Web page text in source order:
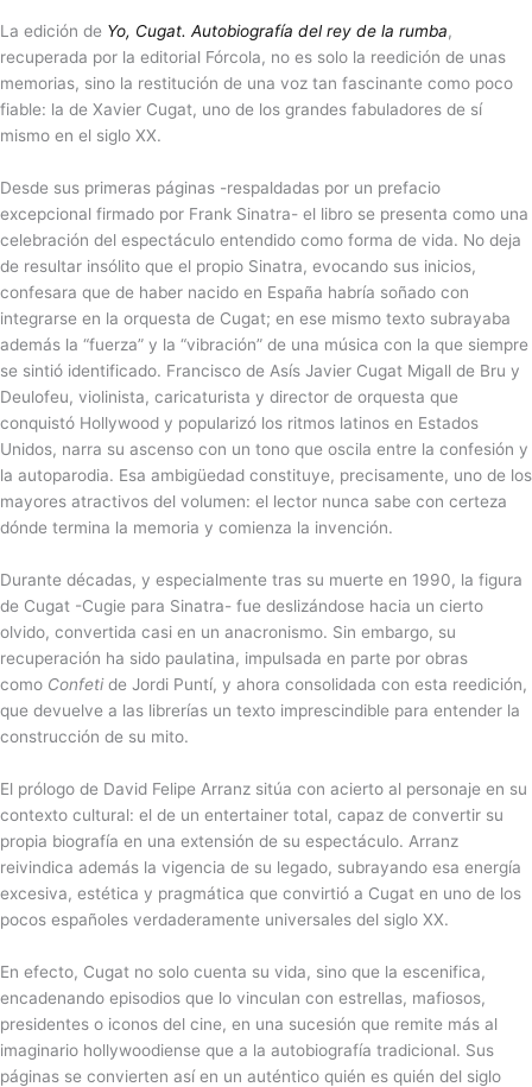
La edición de Yo, Cugat. Autobiografía del rey de la rumba,
recuperada por la editorial Fórcola, no es solo la reedición de unas
memorias, sino la restitución de una voz tan fascinante como poco
fiable: la de Xavier Cugat, uno de los grandes fabuladores de sí
mismo en el siglo XX.
Desde sus primeras páginas -respaldadas por un prefacio
excepcional firmado por Frank Sinatra- el libro se presenta como una
celebración del espectáculo entendido como forma de vida. No deja
de resultar insólito que el propio Sinatra, evocando sus inicios,
confesara que de haber nacido en España habría soñado con
integrarse en la orquesta de Cugat; en ese mismo texto subrayaba
además la “fuerza” y la “vibración” de una música con la que siempre
se sintió identificado. Francisco de Asís Javier Cugat Migall de Bru y
Deulofeu, violinista, caricaturista y director de orquesta que
conquistó Hollywood y popularizó los ritmos latinos en Estados
Unidos, narra su ascenso con un tono que oscila entre la confesión y
la autoparodia. Esa ambigüedad constituye, precisamente, uno de los
mayores atractivos del volumen: el lector nunca sabe con certeza
dónde termina la memoria y comienza la invención.
Durante décadas, y especialmente tras su muerte en 1990, la figura
de Cugat -Cugie para Sinatra- fue deslizándose hacia un cierto
olvido, convertida casi en un anacronismo. Sin embargo, su
recuperación ha sido paulatina, impulsada en parte por obras
como Confetide Jordi Puntí, y ahora consolidada con esta reedición,
que devuelve a las librerías un texto imprescindible para entender la
construcción de su mito.
El prólogo de David Felipe Arranz sitúa con acierto al personaje en su
contexto cultural: el de un entertainer total, capaz de convertir su
propia biografía en una extensión de su espectáculo. Arranz
reivindica además la vigencia de su legado, subrayando esa energía
excesiva, estética y pragmática que convirtió a Cugat en uno de los
pocos españoles verdaderamente universales del siglo XX.
En efecto, Cugat no solo cuenta su vida, sino que la escenifica,
encadenando episodios que lo vinculan con estrellas, mafiosos,
presidentes o iconos del cine, en una sucesión que remite más al
imaginario hollywoodiense que a la autobiografía tradicional. Sus
páginas se convierten así en un auténtico quién es quién del siglo